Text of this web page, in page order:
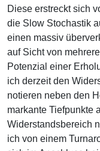
Diese erstreckt sich
die Slow Stochastik
einen massiv
auf Sicht von
Potenzial einer
ich derzeit den
notieren neben den
markante Tiefpunkte
Widerstandsbereich
ich von einem